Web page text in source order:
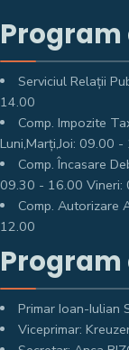
Serviciul Relații
14.00
Comp. Impozite
Luni,Marți,Joi: 09.00
Comp. Încasare
09.30 - 16.00 Vineri:
Comp. Autorizare
12.00
Primar Ioan-Iulian
Viceprimar: